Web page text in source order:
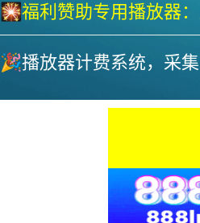
🎇福利赞助专用播放器：
🎉播放器计费系统，采